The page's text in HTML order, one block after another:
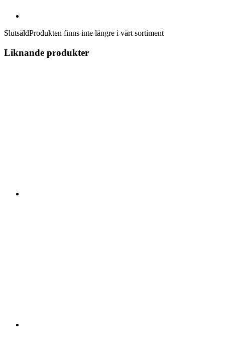
SlutsåldProdukten finns inte längre i vårt sortiment
Liknande produkter